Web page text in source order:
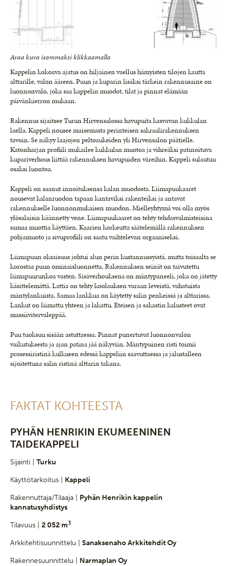
Avaa kuva isommaksi klikkaamalla
Kappelin kokoava ajatus on hiljainen vaellus hämyisten tilojen kautta
alttarille, valon ääreen. Puun ja kuparin lisäksi tärkein rakennusaine on
luonnonvalo, joka saa kappelin muodot, tilat ja pinnat elämään
päivänkierron mukaan.
Rakennus sijaitsee Turun Hirvensalossa havupuita kasvavan kukkulan
laella. Kappeli nousee maisemasta perinteisen sakraalirakennuksen
tavoin. Se näkyy laajojen peltoaukeiden yli Hirvensalon päätielle.
Katonharjan profiili mukailee kukkulan muotoa ja vihreäksi patinoituva
kupariverhous liittää rakennuksen havupuiden väreihin. Kappeli sulautuu
osaksi luontoa.
Kappeli on saanut innoituksensa kalan muodosta. Liimapuukaaret
nousevat kalanruodon tapaan kantaviksi rakenteiksi ja antavat
rakennukselle luonnonmukaisen muodon. Mielleyhtymä voi olla myös
ylösalaisin käännetty vene. Liimapuukaaret on tehty tehdasvalmisteisina
samaa muottia käyttäen. Kaarien korkeutta säätelemällä rakennuksen
pohjamuoto ja sivuprofiili on saatu vaihtelevan orgaaniseksi.
Liimapuun oksaisuus johtui alun perin kustannussyistä, mutta toisaalta se
korostaa puun ominaisluonnetta. Rakennuksen seinät on taivutettu
liimapuurunkoa vasten. Sisäverhouksena on mäntypaneeli, joka on jätetty
käsittelemättä. Lattia on tehty koolauksen varaan leveistä, vahatuista
mäntylankuista. Samaa lankkua on käytetty salin penkeissä ja alttarissa.
Lankut on liimattu yhteen ja lakattu. Eteisen ja sakastin kalusteet ovat
massiivitervaleppää.
Puu tuoksuu sisään astuttaessa. Pinnat punertuvat luonnonvalon
vaikutuksesta ja ajan patina jää näkyviin. Mäntypuinen risti toimii
prosessiristinä kulkueen edessä kappeliin saavuttaessa ja jalustalleen
sijoitettuna salin ristinä alttarin takana.
FAKTAT KOHTEESTA
PYHÄN HENRIKIN EKUMEENINEN
TAIDEKAPPELI
Sijainti | Turku
Käyttötarkoitus | Kappeli
Rakennuttaja/Tilaaja | Pyhän Henrikin kappelin
kannatusyhdistys
Tilavuus | 2 052 m3
Arkkitehtisuunnittelu | Sanaksenaho Arkkitehdit Oy
Rakennesuunnittelu | Narmaplan Oy